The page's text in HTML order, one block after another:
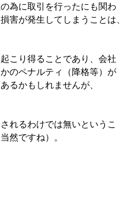
為に取引を行ったにも関わ
害が発生してしまうことは、
こり得ることであり、会社
のペナルティ（降格等）が
るかもしれませんが、
れるわけでは無いというこ
然ですね）。